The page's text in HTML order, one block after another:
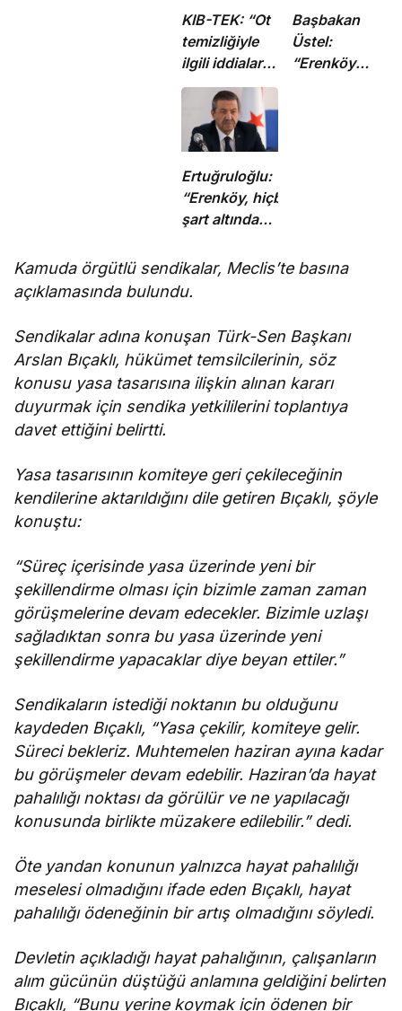
KIB-TEK: “Ot
temizliğiyle
ilgili iddialar
doğru değil”
Başbakan
Üstel:
“Erenköy
Ertuğruloğlu:
“Erenköy, hiçbir
şart altında
etmeyeceğimizin
Kamuda örgütlü sendikalar, Meclis’te basına
açıklamasında bulundu.
Sendikalar adına konuşan Türk-Sen Başkanı
Arslan Bıçaklı, hükümet temsilcilerinin, söz
konusu yasa tasarısına ilişkin alınan kararı
duyurmak için sendika yetkililerini toplantıya
davet ettiğini belirtti.
Yasa tasarısının komiteye geri çekileceğinin
kendilerine aktarıldığını dile getiren Bıçaklı, şöyle
konuştu:
“Süreç içerisinde yasa üzerinde yeni bir
şekillendirme olması için bizimle zaman zaman
görüşmelerine devam edecekler. Bizimle uzlaşı
sağladıktan sonra bu yasa üzerinde yeni
şekillendirme yapacaklar diye beyan ettiler.”
Sendikaların istediği noktanın bu olduğunu
kaydeden Bıçaklı, “Yasa çekilir, komiteye gelir.
Süreci bekleriz. Muhtemelen haziran ayına kadar
bu görüşmeler devam edebilir. Haziran’da hayat
pahalılığı noktası da görülür ve ne yapılacağı
konusunda birlikte müzakere edilebilir.” dedi.
Öte yandan konunun yalnızca hayat pahalılığı
meselesi olmadığını ifade eden Bıçaklı, hayat
pahalılığı ödeneğinin bir artış olmadığını söyledi.
Devletin açıkladığı hayat pahalığının, çalışanların
alım gücünün düştüğü anlamına geldiğini belirten
Bıçaklı, “Bunu yerine koymak için ödenen bir